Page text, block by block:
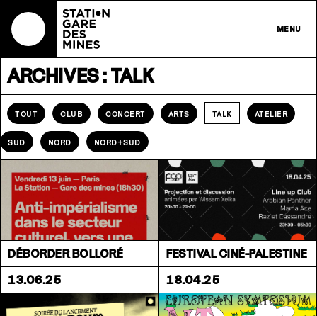
MENU
ARCHIVES : TALK
TOUT CLUB CONCERT ARTS TALK ATELIER
SUD NORD NORD+SUD
DÉBORDER BOLLORÉ
13.06.25
FESTIVAL CINÉ-PALESTINE
18.04.25